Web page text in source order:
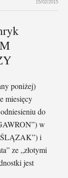
15/02/2015
poniżej)
miesięcy
do
w
i
ze „złotymi
jest